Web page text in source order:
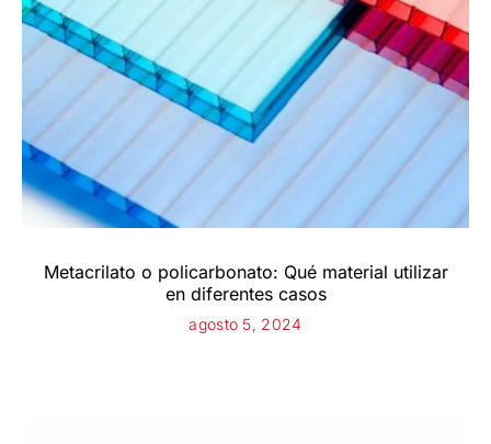
Metacrilato o policarbonato: Qué material utilizar
en diferentes casos
agosto 5, 2024